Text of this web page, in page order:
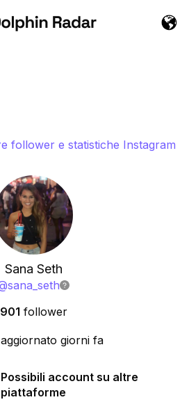
follower e statistiche Instagram
Sana Seth
sana_seth
901 follower
giorni fa
account su altre
piattaforme